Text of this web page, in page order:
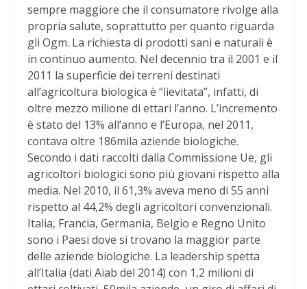
sempre maggiore che il consumatore rivolge alla
propria salute, soprattutto per quanto riguarda
gli Ogm. La richiesta di prodotti sani e naturali è
in continuo aumento. Nel decennio tra il 2001 e il
2011 la superficie dei terreni destinati
all’agricoltura biologica è “lievitata”, infatti, di
oltre mezzo milione di ettari l’anno. L’incremento
è stato del 13% all’anno e l’Europa, nel 2011,
contava oltre 186mila aziende biologiche.
Secondo i dati raccolti dalla Commissione Ue, gli
agricoltori biologici sono più giovani rispetto alla
media. Nel 2010, il 61,3% aveva meno di 55 anni
rispetto al 44,2% degli agricoltori convenzionali.
Italia, Francia, Germania, Belgio e Regno Unito
sono i Paesi dove si trovano la maggior parte
delle aziende biologiche. La leadership spetta
all’Italia (dati Aiab del 2014) con 1,2 milioni di